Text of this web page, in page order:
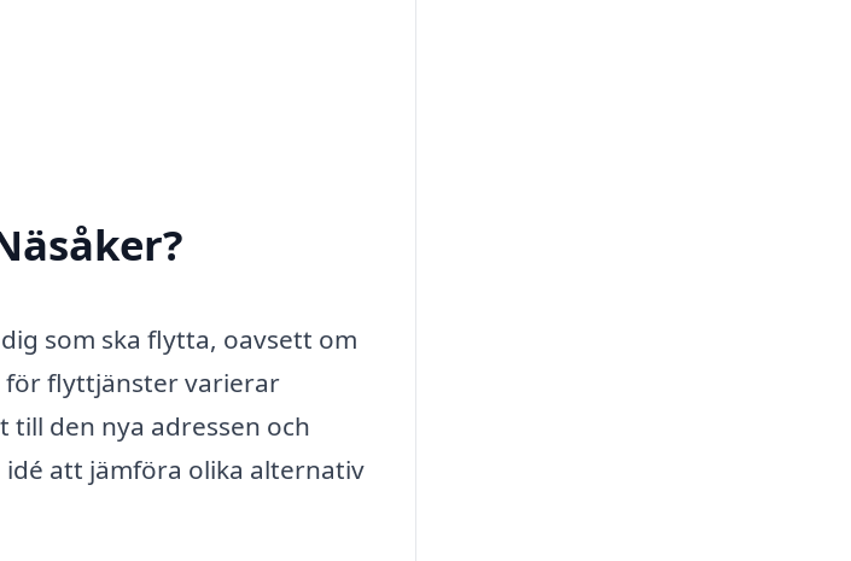
som ska flytta, oavsett om
för flyttjänster varierar
den nya adressen och
att jämföra olika alternativ